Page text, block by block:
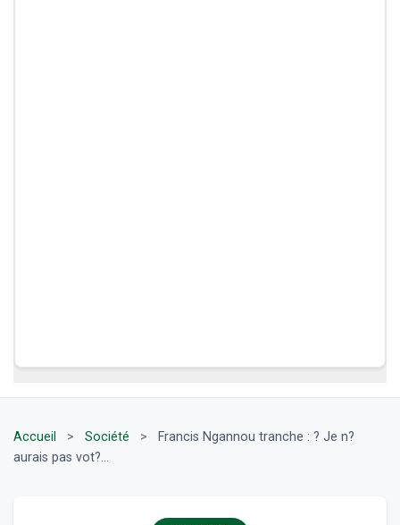
Accueil > Société >
Francis Ngannou tranche : ? Je n?
aurais pas vot?...